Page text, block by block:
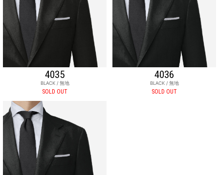
4035
BLACK / 無地
SOLD OUT
4036
BLACK / 無地
SOLD OUT